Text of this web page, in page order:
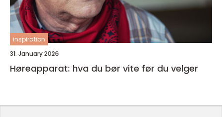
inspiration
31. January 2026
Høreapparat: hva du bør vite før du velger